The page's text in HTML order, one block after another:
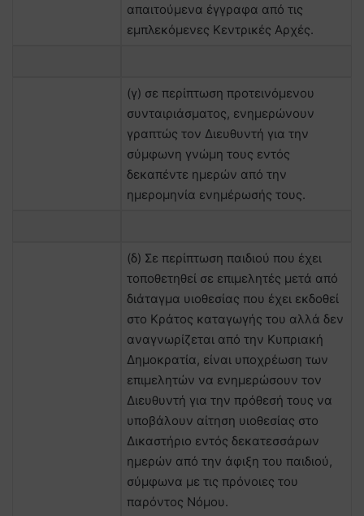
απαιτούμενα έγγραφα από τις
εμπλεκόμενες Κεντρικές Αρχές.
(γ) σε περίπτωση προτεινόμενου
συνταιριάσματος, ενημερώνουν
γραπτώς τον Διευθυντή για την
σύμφωνη γνώμη τους εντός
δεκαπέντε ημερών από την
ημερομηνία ενημέρωσής τους.
(δ) Σε περίπτωση παιδιού που έχει
τοποθετηθεί σε επιμελητές μετά από
διάταγμα υιοθεσίας που έχει εκδοθεί
στο Κράτος καταγωγής του αλλά δεν
αναγνωρίζεται από την Κυπριακή
Δημοκρατία, είναι υποχρέωση των
επιμελητών να ενημερώσουν τον
Διευθυντή για την πρόθεσή τους να
υποβάλουν αίτηση υιοθεσίας στο
Δικαστήριο εντός δεκατεσσάρων
ημερών από την άφιξη του παιδιού,
σύμφωνα με τις πρόνοιες του
παρόντος Νόμου.